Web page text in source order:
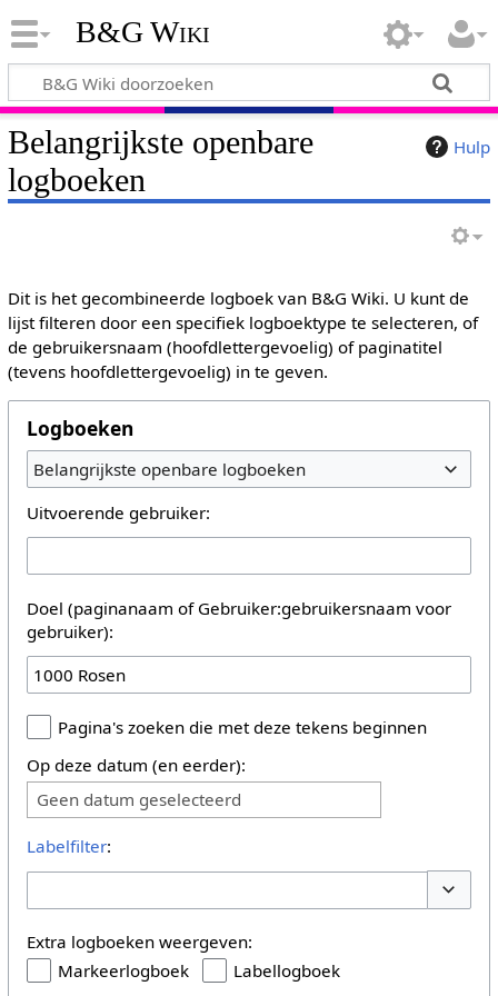
B&G Wiki
Hulp
Belangrijkste openbare
logboeken
Dit is het gecombineerde logboek van B&G Wiki. U kunt de
lijst filteren door een specifiek logboektype te selecteren, of
de gebruikersnaam (hoofdlettergevoelig) of paginatitel
(tevens hoofdlettergevoelig) in te geven.
Logboeken
Belangrijkste openbare logboeken
Uitvoerende gebruiker:
Doel (paginanaam of Gebruiker:gebruikersnaam voor
gebruiker):
Pagina's zoeken die met deze tekens beginnen
Op deze datum (en eerder):
Geen datum geselecteerd
Labelfilter:
Extra logboeken weergeven:
Markeerlogboek
Labellogboek